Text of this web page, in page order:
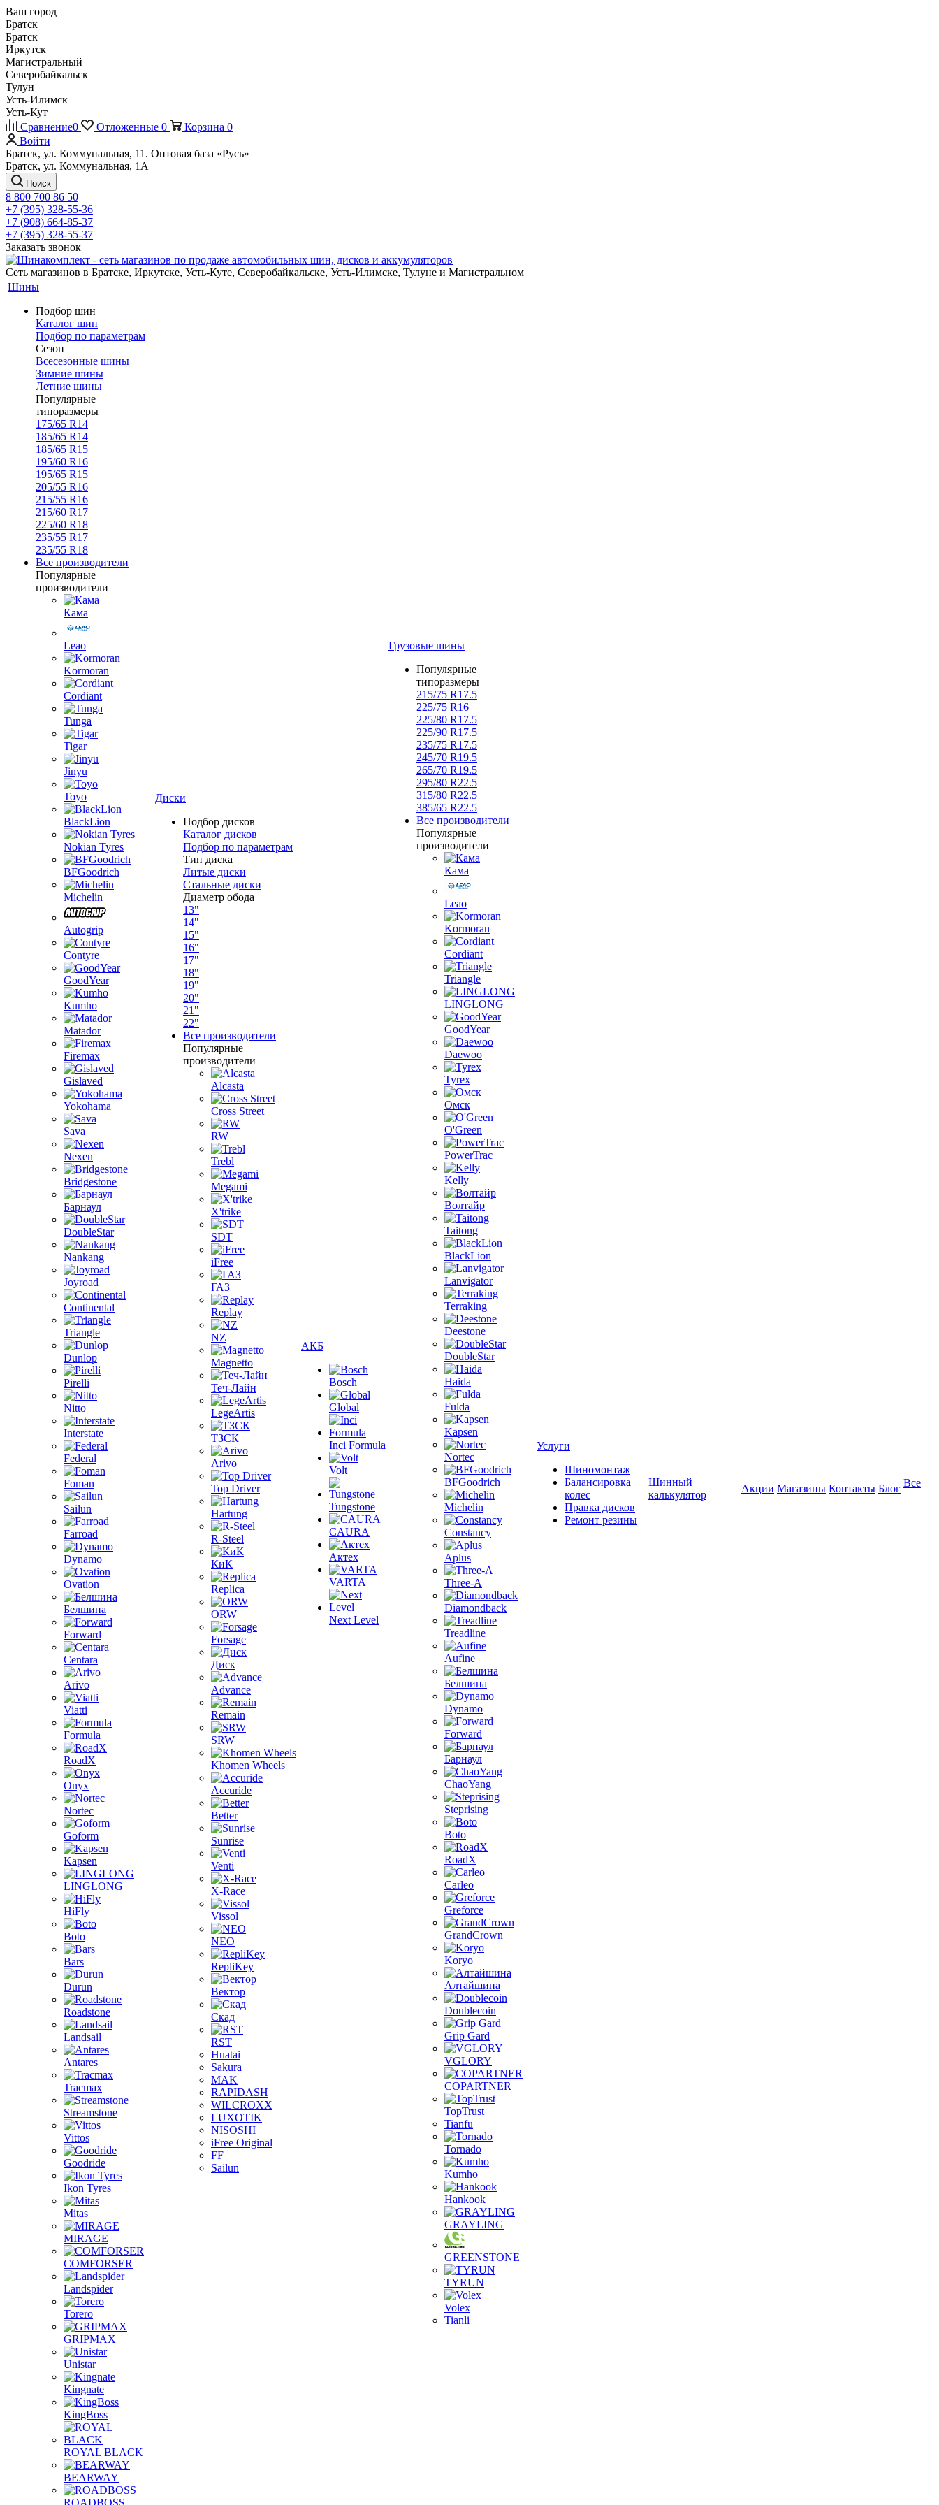
Ваш город
Братск
Братск
Иркутск
Магистральный
Северобайкальск
Тулун
Усть-Илимск
Усть-Кут
Сравнение0 Отложенные 0 Корзина 0
Войти
Братск, ул. Коммунальная, 11. Оптовая база «Русь»
Братск, ул. Коммунальная, 1А
Поиск
8 800 700 86 50
+7 (395) 328-55-36
+7 (908) 664-85-37
+7 (395) 328-55-37
Заказать звонок
Сеть магазинов в Братске, Иркутске, Усть-Куте, Северобайкальске, Усть-Илимске, Тулуне и Магистральном
Шины
Подбор шин
Каталог шин
Подбор по параметрам
Сезон
Всесезонные шины
Зимние шины
Летние шины
Популярные
типоразмеры
175/65 R14
185/65 R14
185/65 R15
195/60 R16
195/65 R15
205/55 R16
215/55 R16
215/60 R17
225/60 R18
235/55 R17
235/55 R18
Все производители
Популярные
производители
Кама
Leao
Kormoran
Cordiant
Tunga
Tigar
Jinyu
Toyo
BlackLion
Nokian Tyres
BFGoodrich
Michelin
Autogrip
Contyre
GoodYear
Kumho
Matador
Firemax
Gislaved
Yokohama
Sava
Nexen
Bridgestone
Барнаул
DoubleStar
Nankang
Joyroad
Continental
Triangle
Dunlop
Pirelli
Nitto
Interstate
Federal
Foman
Sailun
Farroad
Dynamo
Ovation
Белшина
Forward
Centara
Arivo
Viatti
Formula
RoadX
Onyx
Nortec
Goform
Kapsen
LINGLONG
HiFly
Boto
Bars
Durun
Roadstone
Landsail
Antares
Tracmax
Streamstone
Vittos
Goodride
Ikon Tyres
Mitas
MIRAGE
COMFORSER
Landspider
Torero
GRIPMAX
Unistar
Kingnate
KingBoss
ROYAL BLACK
BEARWAY
ROADBOSS
Диски
Подбор дисков
Каталог дисков
Подбор по параметрам
Тип диска
Литые диски
Стальные диски
Диаметр обода
13"
14"
15"
16"
17"
18"
19"
20"
21"
22"
Все производители
Популярные
производители
Alcasta
Cross Street
RW
Trebl
Megami
X'trike
SDT
iFree
ГАЗ
Replay
NZ
Magnetto
Теч-Лайн
LegeArtis
ТЗСК
Arivo
Top Driver
Hartung
R-Steel
КиК
Replica
ORW
Forsage
Диск
Advance
Remain
SRW
Khomen Wheels
Accuride
Better
Sunrise
Venti
X-Race
Vissol
NEO
RepliKey
Вектор
Скад
RST
Huatai
Sakura
MAK
RAPIDASH
WILCROXX
LUXOTIK
NISOSHI
iFree Original
FF
Sailun
АКБ
Bosch
Global
Inci Formula
Volt
Tungstone
CAURA
Актех
VARTA
Next Level
Грузовые шины
Популярные
типоразмеры
215/75 R17.5
225/75 R16
225/80 R17.5
225/90 R17.5
235/75 R17.5
245/70 R19.5
265/70 R19.5
295/80 R22.5
315/80 R22.5
385/65 R22.5
Все производители
Популярные
производители
Кама
Leao
Kormoran
Cordiant
Triangle
LINGLONG
GoodYear
Daewoo
Tyrex
Омск
O'Green
PowerTrac
Kelly
Волтайр
Taitong
BlackLion
Lanvigator
Terraking
Deestone
DoubleStar
Haida
Fulda
Kapsen
Nortec
BFGoodrich
Michelin
Constancy
Aplus
Three-A
Diamondback
Treadline
Aufine
Белшина
Dynamo
Forward
Барнаул
ChaoYang
Steprising
Boto
RoadX
Carleo
Greforce
GrandCrown
Koryo
Алтайшина
Doublecoin
Grip Gard
VGLORY
COPARTNER
TopTrust
Tianfu
Tornado
Kumho
Hankook
GRAYLING
GREENSTONE
TYRUN
Volex
Tianli
Услуги
Шиномонтаж
Балансировка
колес
Правка дисков
Ремонт резины
Шинный
калькулятор
Акции Магазины Контакты Блог Все